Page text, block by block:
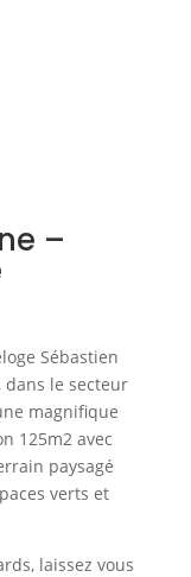
–
Sébastien
dans le secteur
magnifique
125m2 avec
paysagé
verts et
laissez vous